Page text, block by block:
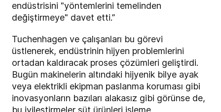
endüstrisini "yöntemlerini temelinden
değiştirmeye" davet etti.”
Tuchenhagen ve çalışanları bu görevi
üstlenerek, endüstrinin hijyen problemlerini
ortadan kaldıracak proses çözümleri geliştirdi.
Bugün makinelerin altındaki hijyenik bilye ayak
veya elektrikli ekipman paslanma koruması gibi
inovasyonların bazıları alakasız gibi görünse de,
bu iyileştirmeler süt ürünleri işleme